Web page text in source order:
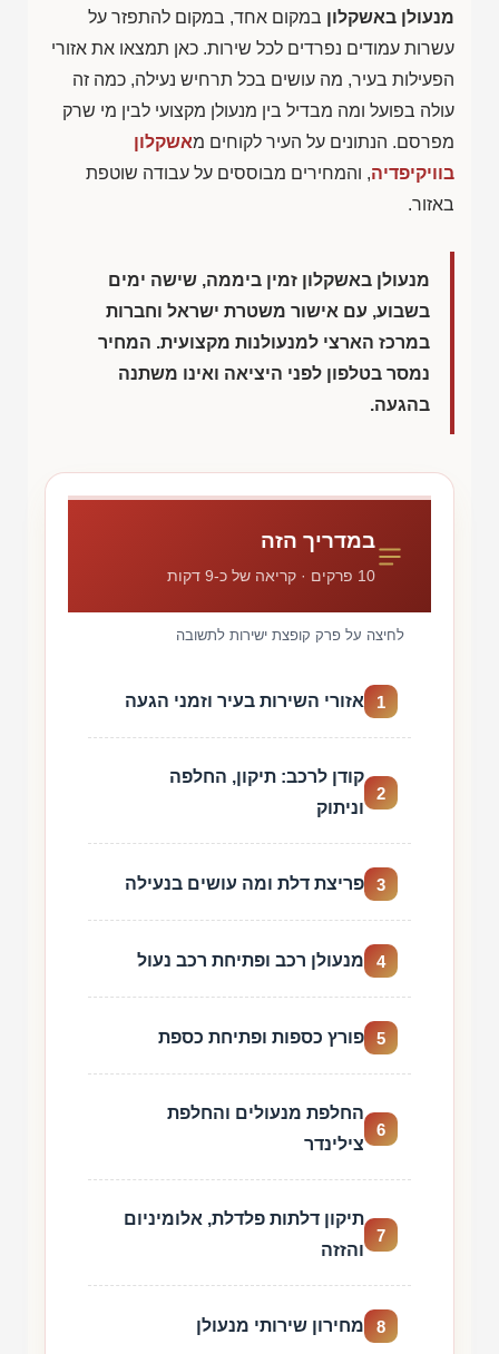
מנעולן באשקלון במקום אחד, במקום להתפזר על
עשרות עמודים נפרדים לכל שירות. כאן תמצאו את אזורי
הפעילות בעיר, מה עושים בכל תרחיש נעילה, כמה זה
עולה בפועל ומה מבדיל בין מנעולן מקצועי לבין מי שרק
מפרסם. הנתונים על העיר לקוחים מאשקלון
בוויקיפדיה, והמחירים מבוססים על עבודה שוטפת
באזור.
מנעולן באשקלון זמין ביממה, שישה ימים
בשבוע, עם אישור משטרת ישראל וחברות
במרכז הארצי למנעולנות מקצועית. המחיר
נמסר בטלפון לפני היציאה ואינו משתנה
בהגעה.
במדריך הזה
10 פרקים · קריאה של כ-9 דקות
לחיצה על פרק קופצת ישירות לתשובה
1 אזורי השירות בעיר וזמני הגעה
2
קודן לרכב: תיקון, החלפה
וניתוק
3 פריצת דלת ומה עושים בנעילה
4 מנעולן רכב ופתיחת רכב נעול
5 פורץ כספות ופתיחת כספת
6
החלפת מנעולים והחלפת
צילינדר
7
תיקון דלתות פלדלת, אלומיניום
והזזה
8 מחירון שירותי מנעולן